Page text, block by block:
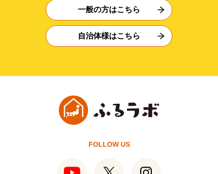
一般の方はこちら
自治体様はこちら
FOLLOW US